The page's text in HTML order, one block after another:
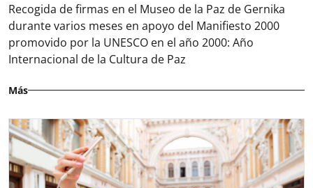
Recogida de firmas en el Museo de la Paz de Gernika
durante varios meses en apoyo del Manifiesto 2000
promovido por la UNESCO en el año 2000: Año
Internacional de la Cultura de Paz
Más